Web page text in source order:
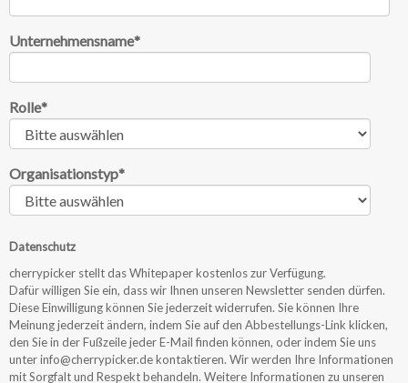
Unternehmensname*
Rolle*
Organisationstyp*
Datenschutz
cherrypicker stellt das Whitepaper kostenlos zur Verfügung.
Dafür willigen Sie ein, dass wir Ihnen unseren Newsletter senden dürfen.
Diese Einwilligung können Sie jederzeit widerrufen. Sie können Ihre
Meinung jederzeit ändern, indem Sie auf den Abbestellungs-Link klicken,
den Sie in der Fußzeile jeder E-Mail finden können, oder indem Sie uns
unter info@cherrypicker.de kontaktieren. Wir werden Ihre Informationen
mit Sorgfalt und Respekt behandeln. Weitere Informationen zu unseren